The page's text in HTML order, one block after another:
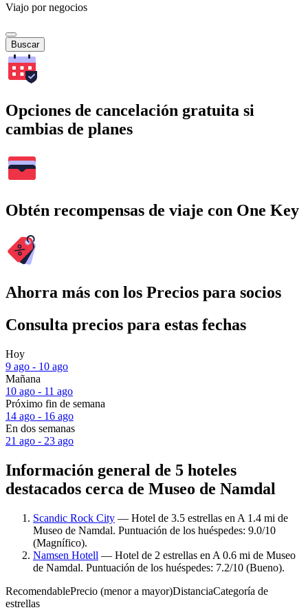
Viajo por negocios
Buscar
Opciones de cancelación gratuita si
cambias de planes
Obtén recompensas de viaje con One Key
Ahorra más con los Precios para socios
Consulta precios para estas fechas
Hoy
9 ago - 10 ago
Mañana
10 ago - 11 ago
Próximo fin de semana
14 ago - 16 ago
En dos semanas
21 ago - 23 ago
Información general de 5 hoteles
destacados cerca de Museo de Namdal
Scandic Rock City — Hotel de 3.5 estrellas en A 1.4 mi de
Museo de Namdal. Puntuación de los huéspedes: 9.0/10
(Magnífico).
Namsen Hotell — Hotel de 2 estrellas en A 0.6 mi de Museo
de Namdal. Puntuación de los huéspedes: 7.2/10 (Bueno).
RecomendablePrecio (menor a mayor)DistanciaCategoría de
estrellas